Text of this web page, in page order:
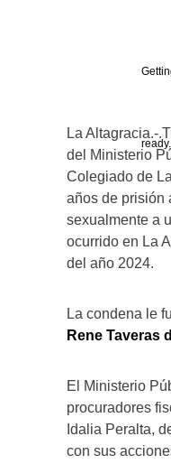
La Altagracia.-
del Ministerio
Colegiado de
años de prisión
sexualmente a
ocurrido en La
del año 2024.
La condena le
Rene Taveras
El Ministerio
procuradores
Idalia Peralta,
con sus